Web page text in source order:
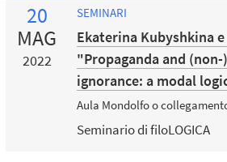
20
MAG
2022
SEMINARI
Ekaterina Kubyshkina
"Propaganda and (non-
ignorance: a modal
Aula Mondolfo o
Seminario di filoLOGICA